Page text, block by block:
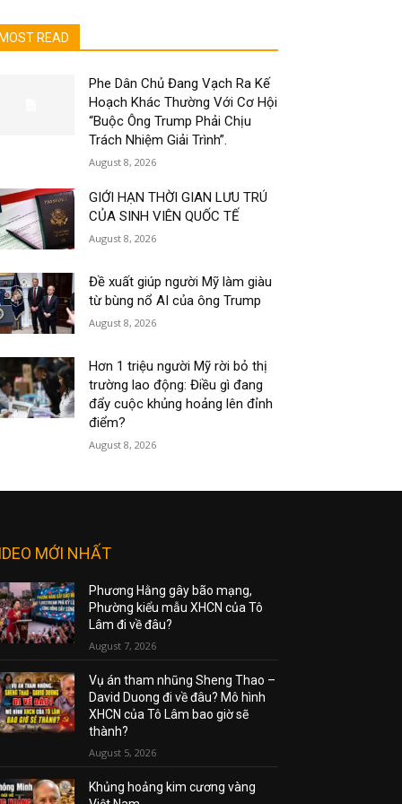
MOST READ
Phe Dân Chủ Đang Vạch Ra Kế
Hoạch Khác Thường Với Cơ Hội
“Buộc Ông Trump Phải Chịu
Trách Nhiệm Giải Trình”.
August 8, 2026
GIỚI HẠN THỜI GIAN LƯU TRÚ
CỦA SINH VIÊN QUỐC TẾ
August 8, 2026
Đề xuất giúp người Mỹ làm giàu
từ bùng nổ AI của ông Trump
August 8, 2026
Hơn 1 triệu người Mỹ rời bỏ thị
trường lao động: Điều gì đang
đẩy cuộc khủng hoảng lên đỉnh
điểm?
August 8, 2026
MỚI NHẤT
Phương Hằng gây bão mạng,
Phường kiểu mẫu XHCN của Tô
Lâm đi về đâu?
August 7, 2026
Vụ án tham nhũng Sheng Thao –
David Duong đi về đâu? Mô hình
XHCN của Tô Lâm bao giờ sẽ
thành?
August 5, 2026
Khủng hoảng kim cương vàng